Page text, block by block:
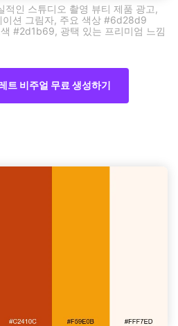
적인 스튜디오 촬영 뷰티 제품 광고,
이션 그림자, 주요 색상 #6d28d9
#2d1b69, 광택 있는 프리미엄 느낌
트 비주얼 무료 생성하기